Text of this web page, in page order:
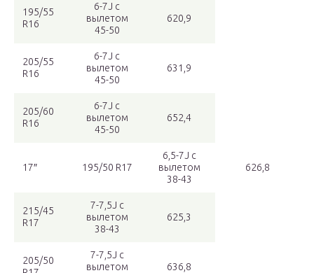
195/55
R16
6-7J с
вылетом
45-50
620,9
205/55
R16
6-7J с
вылетом
45-50
631,9
205/60
R16
6-7J с
вылетом
45-50
652,4
17″ 195/50 R17
6,5-7J с
вылетом
38-43
626,8
215/45
R17
7-7,5J с
вылетом
38-43
625,3
205/50
7-7,5J с
вылетом
636,8